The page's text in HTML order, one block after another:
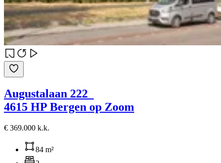
Augustalaan 222
4615 HP Bergen op Zoom
€ 369.000 k.k.
84 m²